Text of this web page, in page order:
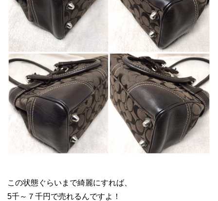
この状態ぐらいまで綺麗にすれば、
5千～７千円で売れるんですよ！